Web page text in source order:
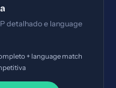
detalhado e language
+ language match